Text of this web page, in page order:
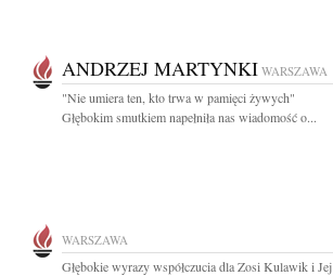
ANDRZEJ MARTYNKI WARSZAWA
"Nie umiera ten, kto trwa w pamięci żywych"
Głębokim smutkiem napełniła nas wiadomość o...
WARSZAWA
Głębokie wyrazy współczucia dla Zosi Kulawik i Jej